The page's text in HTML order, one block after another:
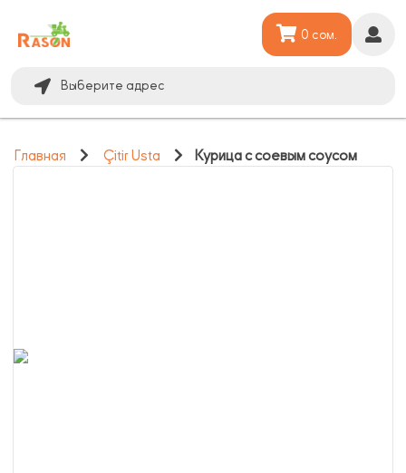
Выберите адрес
0 сом.
Главная Çitir Usta Курица с соевым соусом